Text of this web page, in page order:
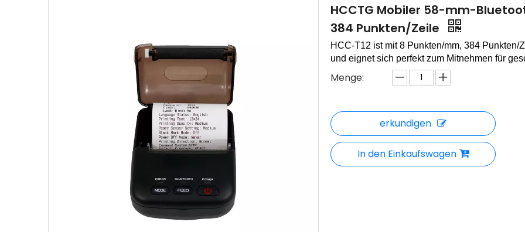
HCCTG Mobiler 58-mm-
384 Punkten/Zeile
HCC-T12 ist mit 8 Punkten/mm, 384 Punkten/
und eignet sich perfekt zum Mitnehmen für
Menge:
erkundigen
In den Einkaufswagen